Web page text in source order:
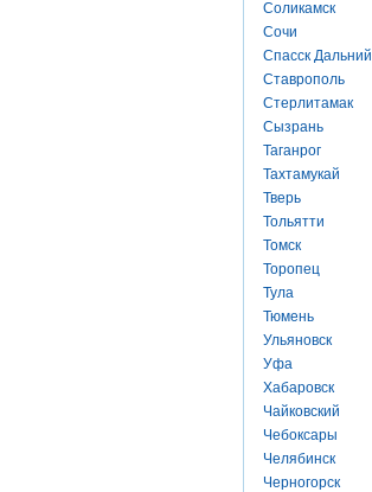
Соликамск
Сочи
Спасск Дальний
Ставрополь
Стерлитамак
Сызрань
Таганрог
Тахтамукай
Тверь
Тольятти
Томск
Торопец
Тула
Тюмень
Ульяновск
Уфа
Хабаровск
Чайковский
Чебоксары
Челябинск
Черногорск